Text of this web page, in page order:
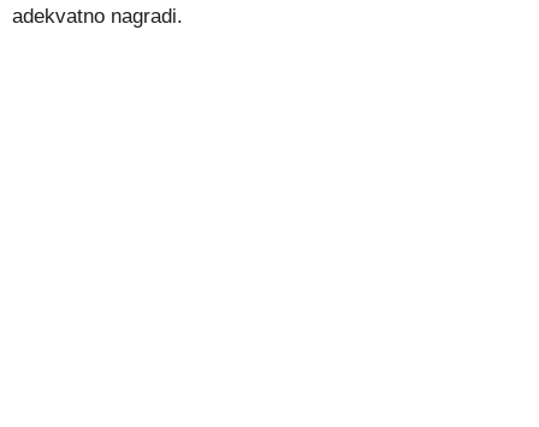
adekvatno nagradi.